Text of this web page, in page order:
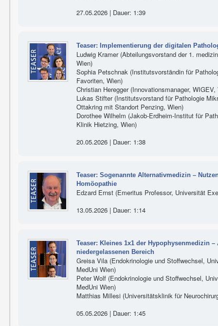
27.05.2026 | Dauer: 1:39
Teaser: Implementierung der digitalen
Ludwig Kramer (Abteilungsvorstand der 1.
Wien)
Sophia Petschnak (Institutsvorständin für
Favoriten, Wien)
Christian Heregger (Innovationsmanager, WIGEV,
Lukas Stifter (Institutsvorstand für Pathologie
Ottakring mit Standort Penzing, Wien)
Dorothee Wilhelm (Jakob-Erdheim-Institut für
Klinik Hietzing, Wien)
20.05.2026 | Dauer: 1:38
Teaser: Sogenannte Alternativmedizin –
Homöopathie
Edzard Ernst (Emeritus Professor, Universität
13.05.2026 | Dauer: 1:14
Teaser: Kleines 1x1 der Hypophysenmedizin
niedergelassenen Bereich
Greisa Vila (Endokrinologie und Stoffwechsel,
MedUni Wien)
Peter Wolf (Endokrinologie und Stoffwechsel,
MedUni Wien)
Matthias Millesi (Universitätsklinik für
05.05.2026 | Dauer: 1:45